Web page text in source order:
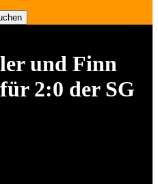
und Finn
2:0 der SG